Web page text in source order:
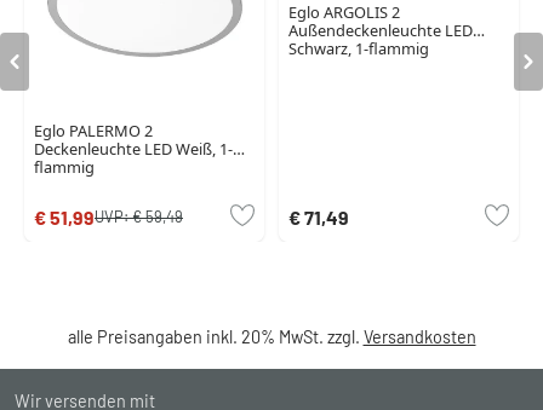
Eglo PALERMO 2
Deckenleuchte LED Weiß, 1-
flammig
€ 51,99UVP:€ 59,49
Eglo ARGOLIS 2
Außendeckenleuchte LED
Schwarz, 1-flammig
€ 71,49
alle Preisangaben inkl. 20% MwSt. zzgl. Versandkosten
Wir versenden mit